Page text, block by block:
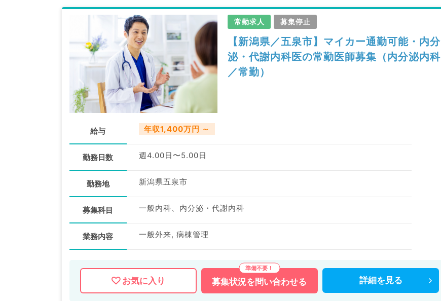
常勤求人 募集停止
【新潟県／五泉市】マイカー通勤可能・内分
泌・代謝内科医の常勤医師募集（内分泌内科
／常勤）
給与 年収1,400万円 ～
勤務日数 週4.00日〜5.00日
勤務地 新潟県五泉市
募集科目 一般内科、内分泌・代謝内科
業務内容 一般外来, 病棟管理
お気に入り 募集状況を 問い合わせる 詳細を 見る